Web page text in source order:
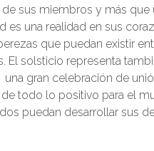
sus miembros y más que
es una realidad en sus
que puedan existir
El solsticio representa
gran celebración de
todo lo positivo para el
puedan desarrollar sus